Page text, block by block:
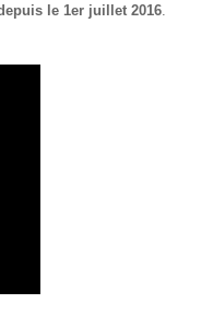
le 1er juillet 2016